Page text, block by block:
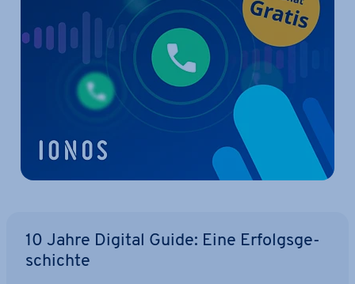
10 Jahre Digital Guide: Eine Er­folgs­ge­
schich­te